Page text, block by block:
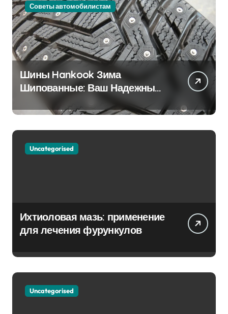
Советы автомобилистам
Шины Hankook Зима
Шипованные: Ваш Надежный
Партнёр на Снежных Дорогах
Uncategorised
Ихтиоловая мазь: применение
для лечения фурункулов
Uncategorised